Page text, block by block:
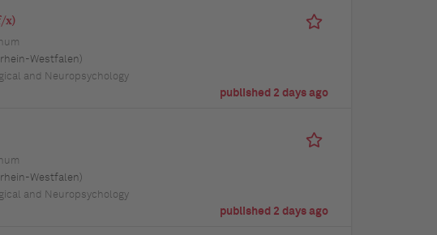
x)
Westfalen)
and Neuropsychology
published 2 days ago
Westfalen)
and Neuropsychology
published 2 days ago